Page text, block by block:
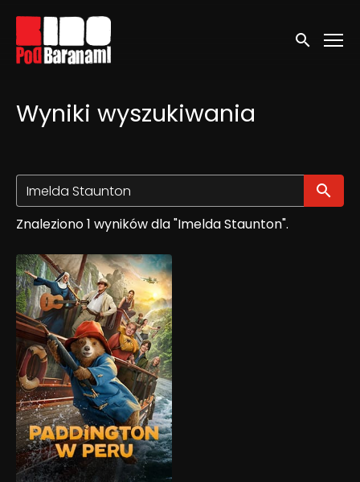
Linki ułatwień dostępu
Wyszukaj
Wyniki wyszukiwania
Znaleziono 1 wyników dla "Imelda Staunton".